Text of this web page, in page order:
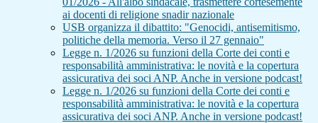
ai docenti di religione snadir nazionale
USB organizza il dibattito: "Genocidi, antisemitismo,
politiche della memoria. Verso il 27 gennaio"
Legge n. 1/2026 su funzioni della Corte dei conti e
responsabilità amministrativa: le novità e la copertura
assicurativa dei soci ANP. Anche in versione podcast!
Legge n. 1/2026 su funzioni della Corte dei conti e
responsabilità amministrativa: le novità e la copertura
assicurativa dei soci ANP. Anche in versione podcast!